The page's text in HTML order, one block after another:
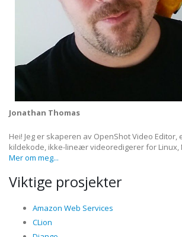
Jonathan Thomas
Hei! Jeg er skaperen av OpenShot Video Editor,
kildekode, ikke-lineær videoredigerer for Linux,
Mer om meg...
Viktige prosjekter
Amazon Web Services
CLion